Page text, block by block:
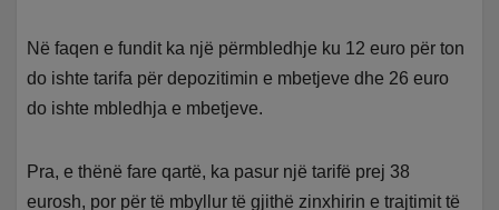
Në faqen e fundit ka një përmbledhje ku 12 euro për ton
do ishte tarifa për depozitimin e mbetjeve dhe 26 euro
do ishte mbledhja e mbetjeve.
Pra, e thënë fare qartë, ka pasur një tarifë prej 38
eurosh, por për të mbyllur të gjithë zinxhirin e trajtimit të